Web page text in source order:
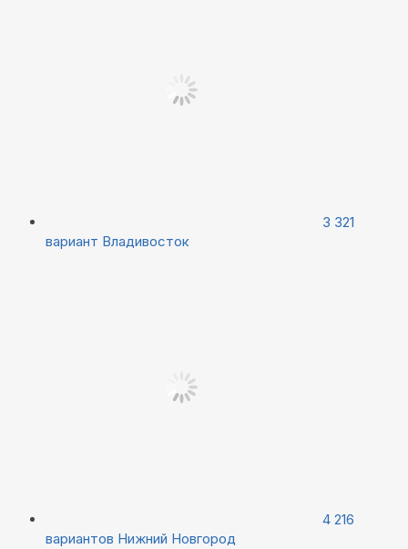
3 321
вариант Владивосток
4 216
вариантов Нижний Новгород